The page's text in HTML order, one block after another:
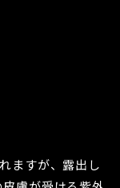
ますが、露出し